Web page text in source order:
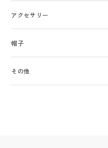
アクセサリー
帽子
その他